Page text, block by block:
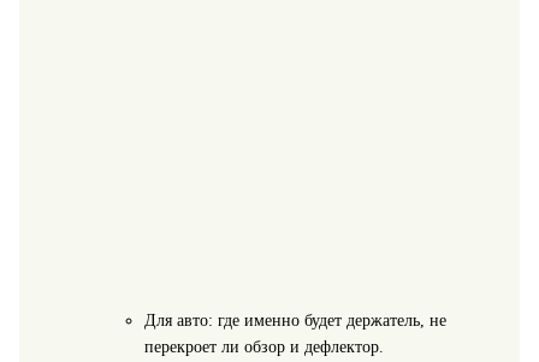
Для авто: где именно будет держатель, не
перекроет ли обзор и дефлектор.